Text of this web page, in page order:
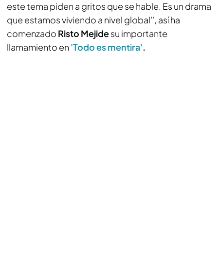
este tema piden a gritos que se hable. Es un drama
que estamos viviendo a nivel global'', así ha
comenzado Risto Mejidesu importante
llamamiento en 'Todo es mentira'.